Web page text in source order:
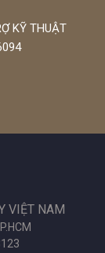
KỸ THUẬT
VIỆT NAM